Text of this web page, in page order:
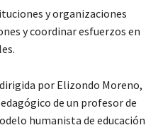
y organizaciones
y coordinar esfuerzos en
por Elizondo Moreno,
de un profesor de
humanista de educación